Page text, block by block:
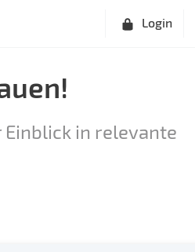
Login
in relevante